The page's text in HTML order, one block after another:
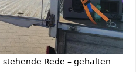
Rede – gehalten